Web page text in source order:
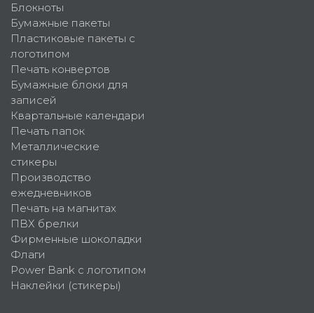
Блокноты
Бумажные пакеты
Пластиковые пакеты с
логотипом
Печать конвертов
Бумажные блоки для
записей
Квартальные календари
Печать папок
Металлические
стикеры
Производство
ежедневников
Печать на магнитах
ПВХ брелки
Фирменные шоколадки
Флаги
Power Bank с логотипом
Наклейки (стикеры)